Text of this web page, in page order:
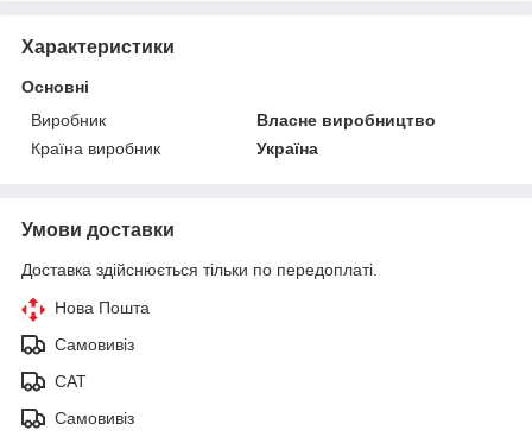
Характеристики
Основні
Виробник
Власне виробництво
Країна виробник
Україна
Умови доставки
Доставка здійснюється тільки по передоплаті.
Нова Пошта
Самовивіз
САТ
Самовивіз